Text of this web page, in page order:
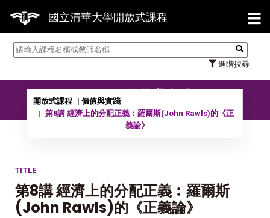
國立清華大學開放式課程
進階搜尋
【7/
09901 價值與實踐
開放式課程
價值與實踐
第8講 經濟上的分配正義︰羅爾斯(John Rawls)的《正
義論》
TITLE
第8講 經濟上的分配正義︰羅爾斯
(John Rawls)的《正義論》